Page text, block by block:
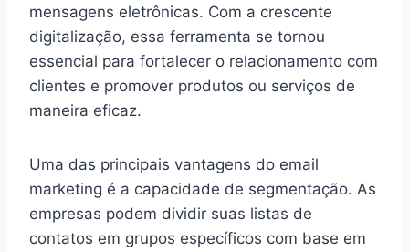
mensagens eletrônicas. Com a crescente
digitalização, essa ferramenta se tornou
essencial para fortalecer o relacionamento com
clientes e promover produtos ou serviços de
maneira eficaz.
Uma das principais vantagens do email
marketing é a capacidade de segmentação. As
empresas podem dividir suas listas de
contatos em grupos específicos com base em